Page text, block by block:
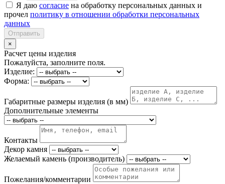
Я даю согласие на обработку персональных данных и
прочел политику в отношении обработки персональных
данных
Отправить
×
Расчет цены изделия
Пожалуйста, заполните поля.
Изделие:
Форма:
Габаритные размеры изделия (в мм)
Дополнительные элементы
Контакты
Декор камня
Желаемый камень (производитель)
Пожелания/комментарии